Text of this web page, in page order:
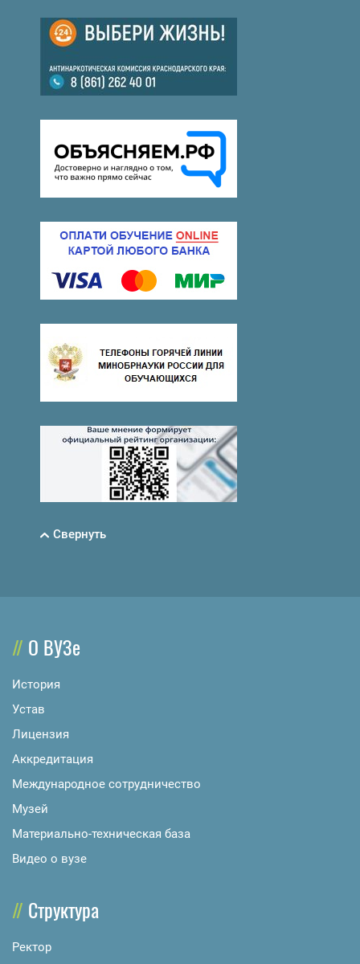
Свернуть
О ВУЗе
История
Устав
Лицензия
Аккредитация
Международное сотрудничество
Музей
Материально-техническая база
Видео о вузе
Структура
Ректор